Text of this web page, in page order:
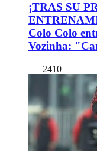
¡TRAS SU
Colo Colo
Vozinha:
2410